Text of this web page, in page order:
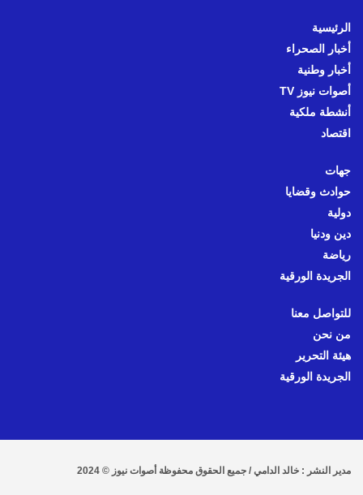
الرئيسية
أخبار الصحراء
أخبار وطنية
أصوات نيوز TV
أنشطة ملكية
اقتصاد
جهات
حوادث وقضايا
دولية
دين ودنيا
رياضة
الجريدة الورقية
للتواصل معنا
من نحن
هيئة التحرير
الجريدة الورقية
مدير النشر : خالد الدامي / جميع الحقوق محفوظة أصوات نيوز © 2024